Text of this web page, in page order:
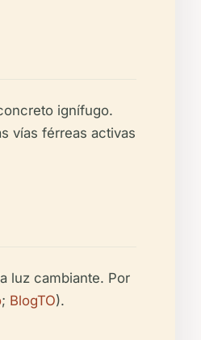
ignífugo.
vías férreas activas
luz cambiante. Por
; BlogTO).